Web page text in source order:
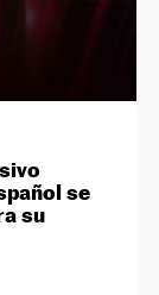
se
su